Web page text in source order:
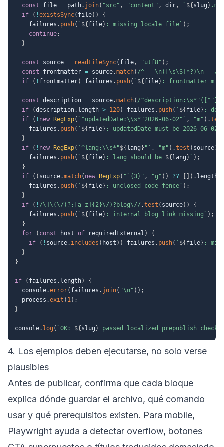
const file = path. join( "src" , "content" , dir, ` ${ slug }
if
( !existsSync( file) )
{
    failures
. push( ` ${ file} : missing locale file ` ) ;
continue;
}
const source = readFileSync( file, "utf8" ) ;
const frontmatter = source.match( /^---\n([\s\S]*?)\n--- /
if
( ! frontmatter) failures . push( ` ${ file} : frontmatter
const description = source.match( /
if
(description. length > 120) failures . push( ` ${ file} :
if
( ! new RegExp( ` ^updatedDate:\\s*"2026-06-02" ` , "m" ) .
    failures
. push( ` ${ file} : updatedDate must be 2026-06-02
}
if
( ! new RegExp( ` ^lang:\\s*"${ lang } " ` , "m" ) .test ( source)
    failures
. push( ` ${ file} : lang should be ${ lang } ` ) ;
}
if
( ( source.match( new RegExp( "`{3}" , "g" ) ) ?? ) . length
    failures
. push( ` ${ file} : unclosed code fence ` ) ;
}
if
( ! /\]\(\/(?:[a-z]{2}\/)?blog\// .test ( source) )
{
    failures
. push( ` ${ file} : internal blog link missing ` ) ;
}
for
( const host of requiredExternal )
{
if
( ! source. includes ( host ) ) failures . push( ` ${ file} :
}
}
if ( failures . length)
{
  console
.error( failures . join( "\n" ) ) ;
  process
.exit ( 1) ;
}
console. log ( ` OK: ${ slug } passed localized prepublish checks
4. Los ejemplos deben ejecutarse, no solo verse
plausibles
Antes de publicar, confirma que cada bloque
explica dónde guardar el archivo, qué comando
usar y qué prerequisitos existen. Para mobile,
Playwright ayuda a detectar overflow, botones